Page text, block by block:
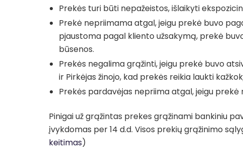
Prekės turi būti nepažeistos, išlaikyti
Prekė nepriimama atgal, jeigu prekė buvo
pjaustoma pagal kliento užsakymą, prekė
būsenos.
Prekės negalima grąžinti, jeigu prekė buvo
ir Pirkėjas žinojo, kad prekės reikia laukti
Prekės pardavėjas nepriima atgal, jeigu
Pinigai už grąžintas prekes grąžinami bankiniu
įvykdomas per 14 d.d. Visos prekių grąžinimo
keitimas)